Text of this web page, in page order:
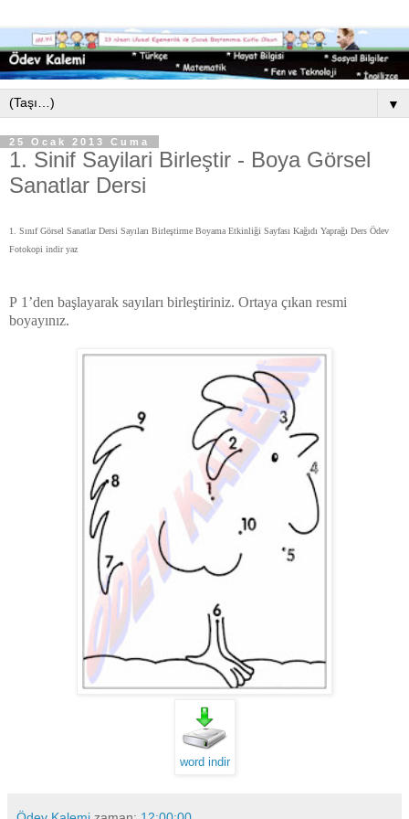
▼
25 Ocak 2013 Cuma
1. Sinif Sayilari Birleştir - Boya Görsel
Sanatlar Dersi
1. Sınıf Görsel Sanatlar Dersi Sayıları Birleştirme Boyama Etkinliği Sayfası Kağıdı Yaprağı Ders Ödev
Fotokopi indir yaz
P 1 ’den başlayarak sayıları birleştiriniz. Ortaya çıkan resmi
boyayınız.
word indir